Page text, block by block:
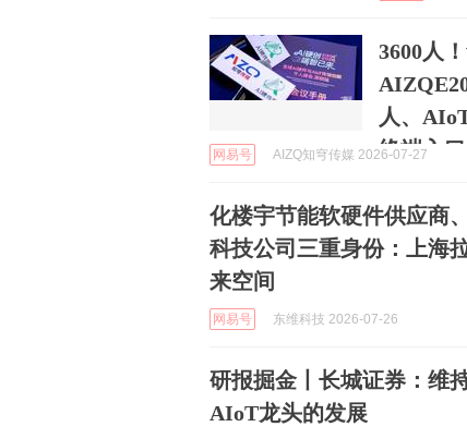
3600人
人、
终端入口
网易号 AIZQ知穹传媒 2026-07-27
化楼宇节能软硬件供应商
科技公司三重身份：上海
来空间
网易号 东维科技 2026-07-26
研报掘金丨长城证券：维
AIoT龙头的发展